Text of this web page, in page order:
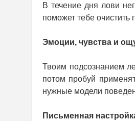
В течение дня лови
поможет тебе очистить
Эмоции, чувства и
Твоим подсознанием
потом пробуй
нужные модели
Письменная